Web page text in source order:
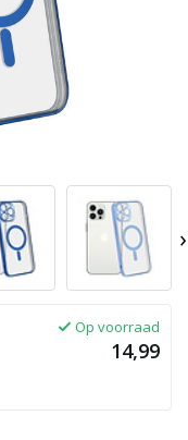
›
Op voorraad
14,99